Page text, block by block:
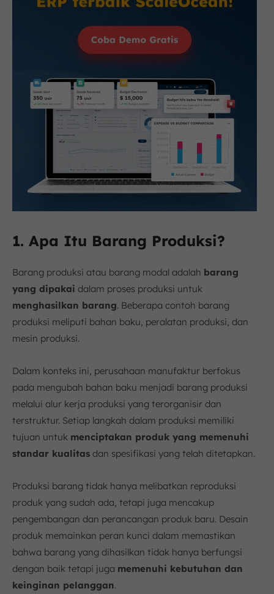
1. Apa Itu Barang Produksi?
Barang produksi atau barang modal adalah barang
yang dipakai dalam proses produksi untuk
menghasilkan barang. Beberapa contoh barang
produksi meliputi bahan baku, peralatan produksi, dan
mesin produksi.
Dalam konteks ini, perusahaan manufaktur berfokus
pada mengubah bahan baku menjadi barang produksi
melalui alur kerja produksi yang terorganisir dan
terstruktur. Setiap langkah dalam produksi memiliki
tujuan untuk menciptakan produk yang memenuhi
standar kualitas dan spesifikasi yang telah ditetapkan.
Produksi barang tidak hanya melibatkan reproduksi
produk yang sudah ada, tetapi juga mencakup
pengembangan dan perancangan produk baru. Desain
produk memainkan peran kunci dalam memastikan
bahwa barang yang dihasilkan tidak hanya berfungsi
dengan baik tetapi juga memenuhi kebutuhan dan
keinginan pelanggan.